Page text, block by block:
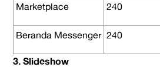
Marketplace 240
Beranda Messenger 240
3. Slideshow